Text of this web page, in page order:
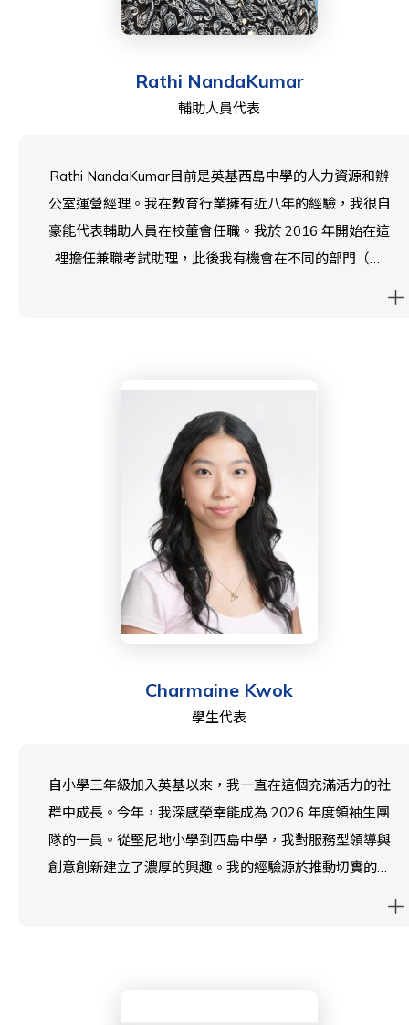
Rathi NandaKumar
輔助人員代表
Rathi NandaKumar目前是英基西島中學的人力資源和辦
公室運營經理。我在教育行業擁有近八年的經驗，我很自
豪能代表輔助人員在校董會任職。我於 2016 年開始在這
裡擔任兼職考試助理，此後我有機會在不同的部門（考
了英基西島中學和其他英基學校協會同事面臨的擔憂和挑
戰。我相信這種經驗，加上我在人力資源部門的職位，使
我具備了在學校委員會上代表輔助人員的獨特資格。
我的願景是營造一個協作和互相支持的環境，讓輔助人員
的貢獻得到認可和重視。我旨在與委員會密切合作，制定
舉措，提高輔助人員的工作滿意度，並為他們提供職業成
長機會。
祉和發展的政策和實踐，並創造一個更具包容性和諧的學
校社群。
Charmaine Kwok
學生代表
自小學三年級加入英基以來，我一直在這個充滿活力的社
群中成長。今年，我深感榮幸能成為 2026 年度領袖生團
隊的一員。從堅尼地小學到西島中學，我對服務型領導與
創意創新建立了濃厚的興趣。我的經驗源於推動切實的改